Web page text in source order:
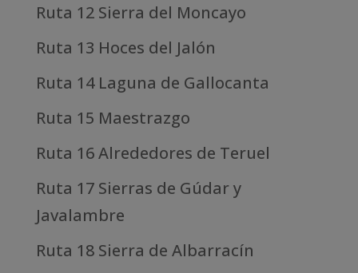
Ruta 12 Sierra del Moncayo
Ruta 13 Hoces del Jalón
Ruta 14 Laguna de Gallocanta
Ruta 15 Maestrazgo
Ruta 16 Alrededores de Teruel
Ruta 17 Sierras de Gúdar y
Javalambre
Ruta 18 Sierra de Albarracín